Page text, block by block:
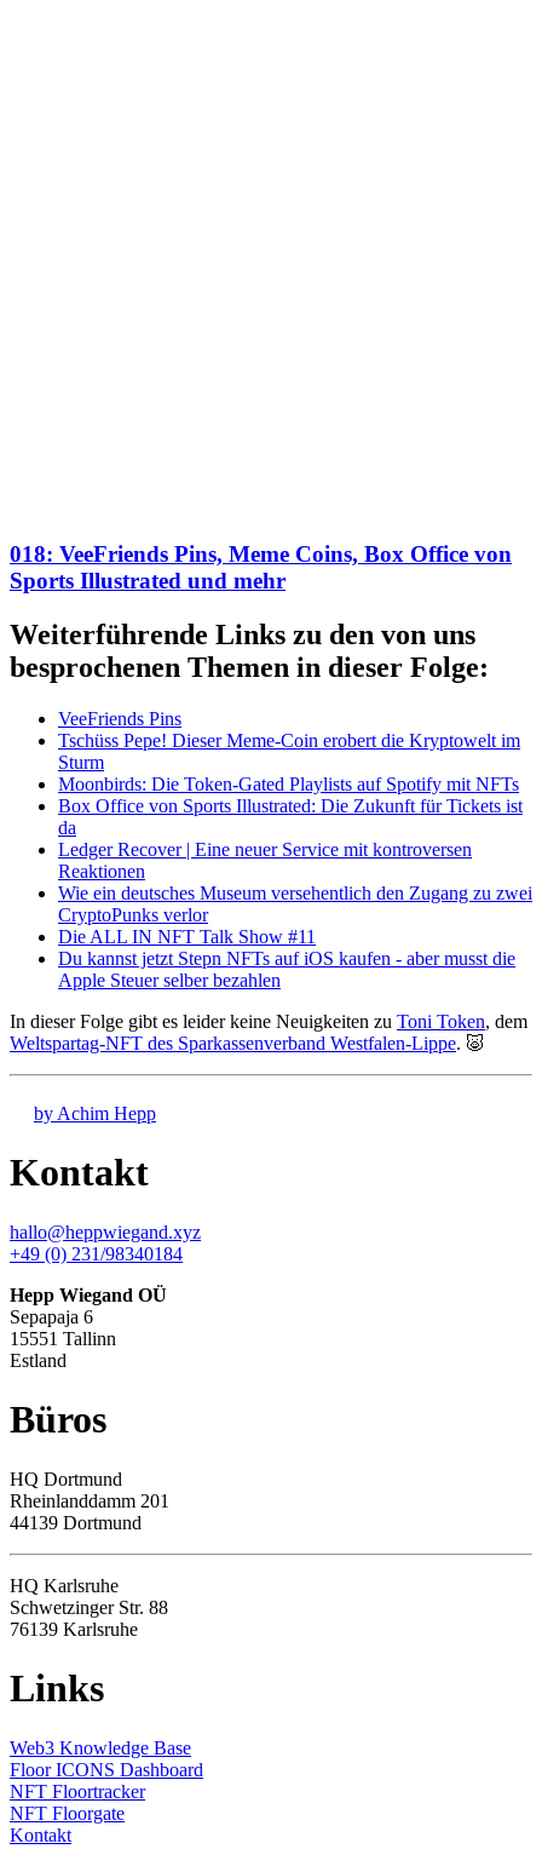
018: VeeFriends Pins, Meme Coins, Box Office von
Sports Illustrated und mehr
Weiterführende Links zu den von uns
besprochenen Themen in dieser Folge:
VeeFriends Pins
Tschüss Pepe! Dieser Meme-Coin erobert die Kryptowelt im
Sturm
Moonbirds: Die Token-Gated Playlists auf Spotify mit NFTs
Box Office von Sports Illustrated: Die Zukunft für Tickets ist
da
Ledger Recover | Eine neuer Service mit kontroversen
Reaktionen
Wie ein deutsches Museum versehentlich den Zugang zu zwei
CryptoPunks verlor
Die ALL IN NFT Talk Show #11
Du kannst jetzt Stepn NFTs auf iOS kaufen - aber musst die
Apple Steuer selber bezahlen
In dieser Folge gibt es leider keine Neuigkeiten zu Toni Token, dem
Weltspartag-NFT des Sparkassenverband Westfalen-Lippe. 🐷
by Achim Hepp
Kontakt
hallo@heppwiegand.xyz
+49 (0) 231/98340184
Hepp Wiegand OÜ
Sepapaja 6
15551 Tallinn
Estland
Büros
HQ Dortmund
Rheinlanddamm 201
44139 Dortmund
HQ Karlsruhe
Schwetzinger Str. 88
76139 Karlsruhe
Links
Web3 Knowledge Base
Floor ICONS Dashboard
NFT Floortracker
NFT Floorgate
Kontakt